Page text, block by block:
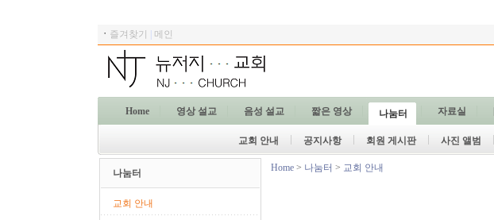
ㆍ 즐겨찾기 메인
Home 영상 설교 음성 설교 짧은 영상 나눔터 자료실
교회 안내 공지사항 회원 게시판 사진 앨범
나눔터
교회 안내
Home > 나눔터 > 교회 안내